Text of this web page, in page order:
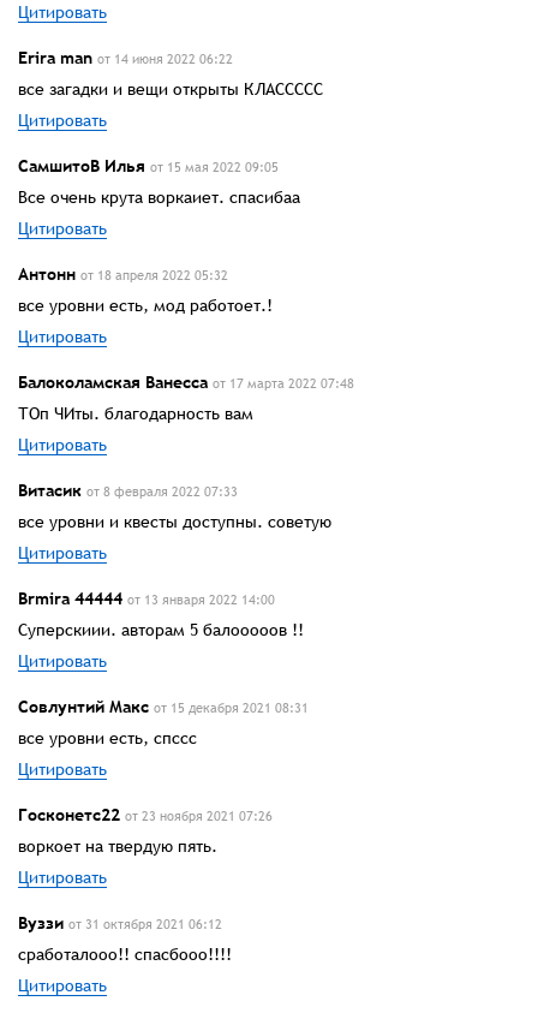
Цитировать
Erira man от 14 июня 2022 06:22
все загадки и вещи открыты КЛАССССС
Цитировать
СамшитоВ Илья от 15 мая 2022 09:05
Все очень крута воркаиет. спасибаа
Цитировать
Антонн от 18 апреля 2022 05:32
все уровни есть, мод работоет.!
Цитировать
Балоколамская Ванесса от 17 марта 2022 07:48
ТОп ЧИты. благодарность вам
Цитировать
Витасик от 8 февраля 2022 07:33
все уровни и квесты доступны. советую
Цитировать
Brmira 44444 от 13 января 2022 14:00
Суперскиии. авторам 5 балооооов !!
Цитировать
Совлунтий Макс от 15 декабря 2021 08:31
все уровни есть, спссс
Цитировать
Госконетс22 от 23 ноября 2021 07:26
воркоет на твердую пять.
Цитировать
Вуззи от 31 октября 2021 06:12
сработалооо!! спасбооо!!!!
Цитировать